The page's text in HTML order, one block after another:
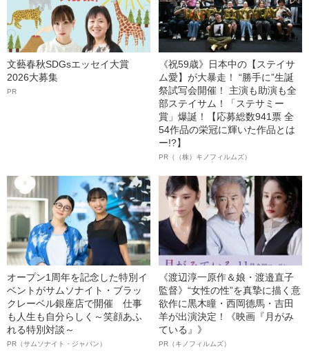
文藝春秋SDGsエッセイ大賞
2026大募集
PR
《祝59歳》日本中の【ステイサ
ム愛】が大暴走！ “勝手に”生誕
祭試写会開催！ 主演も助演も全
部ステイサム！「ステサミー
賞」爆誕！【応募総数941票 全
54作品の栄冠に輝いた作品とは
ー!?】
PR（（株）キノフィルムズ）
オープン1周年を記念した特別イ
ベントがサムソナイト・ブラッ
クレーベル銀座店で開催 仕事
も人生も自分らしく～笑顔あふ
れる特別対談～
PR（サムソナイト・ジャパン）
《渡辺淳一原作＆娘・渡邉直子
監督》“女性の性”を真摯に描く意
欲作に黒木瞳・西岡德馬・吉田
羊が出演決定！《映画『月がみ
ている』》
PR（キノフィルムズ）